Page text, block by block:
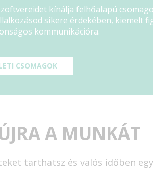
kínálja felhőalapú
sikere érdekében, kiemelt
kommunikációra.
CSOMAGOK
A MUNKÁT
tarthatsz és valós időben